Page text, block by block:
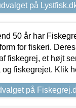
på
50 år har
for fiskeri.
fiskegrej, et højt
og fiskegrejet. Klik
på